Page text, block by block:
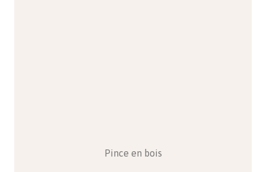
Pince en bois